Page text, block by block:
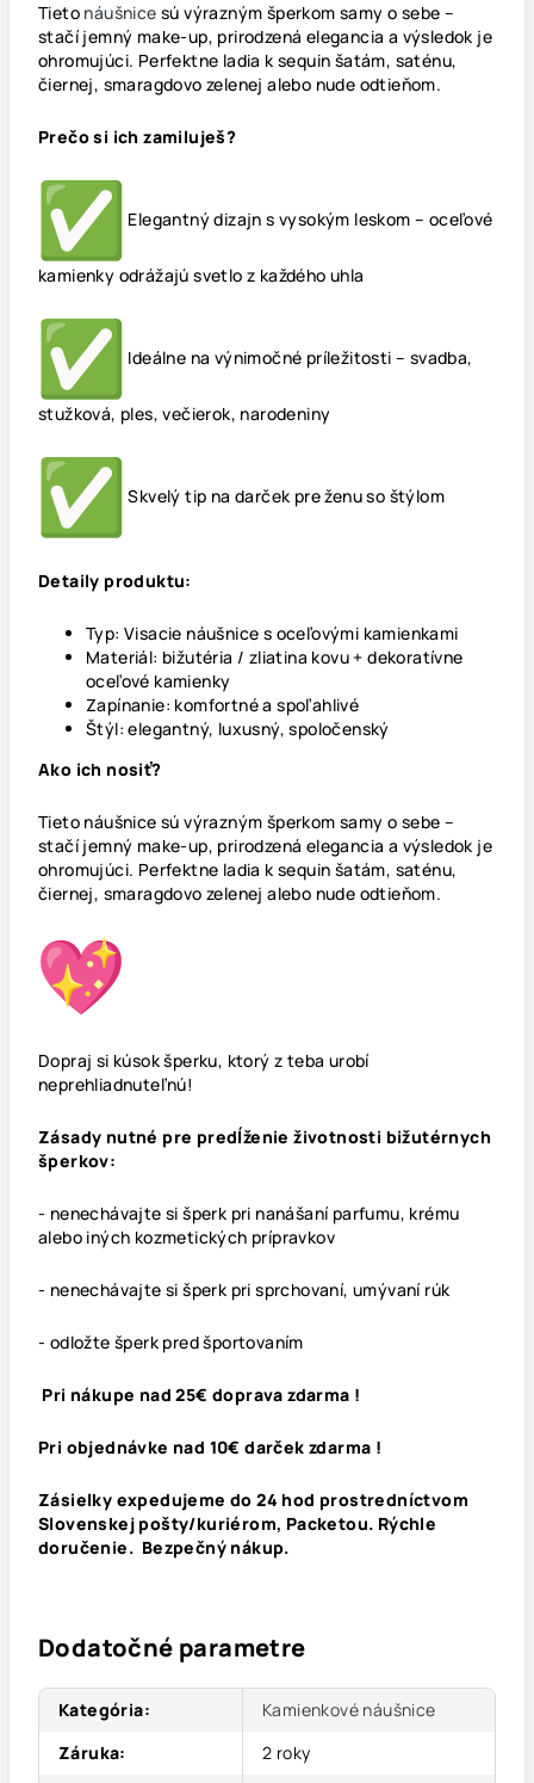
Tieto náušnice sú výrazným šperkom samy o sebe –
stačí jemný make-up, prirodzená elegancia a výsledok je
ohromujúci. Perfektne ladia k sequin šatám, saténu,
čiernej, smaragdovo zelenej alebo nude odtieňom.
Prečo si ich zamiluješ?
Elegantný dizajn s vysokým leskom – oceľové
kamienky odrážajú svetlo z každého uhla
Ideálne na výnimočné príležitosti – svadba,
stužková, ples, večierok, narodeniny
Skvelý tip na darček pre ženu so štýlom
Detaily produktu:
Typ: Visacie náušnice s oceľovými kamienkami
Materiál: bižutéria / zliatina kovu + dekoratívne
oceľové kamienky
Zapínanie: komfortné a spoľahlivé
Štýl: elegantný, luxusný, spoločenský
Ako ich nosiť?
Tieto náušnice sú výrazným šperkom samy o sebe –
stačí jemný make-up, prirodzená elegancia a výsledok je
ohromujúci. Perfektne ladia k sequin šatám, saténu,
čiernej, smaragdovo zelenej alebo nude odtieňom.
Dopraj si kúsok šperku, ktorý z teba urobí
neprehliadnuteľnú!
Zásady nutné pre predĺženie životnosti bižutérnych
šperkov:
- nenechávajte si šperk pri nanášaní parfumu, krému
alebo iných kozmetických prípravkov
- nenechávajte si šperk pri sprchovaní, umývaní rúk
- odložte šperk pred športovaním
Pri nákupe nad 25€ doprava zdarma !
Pri objednávke nad 10€ darček zdarma !
Zásielky expedujeme do 24 hod prostredníctvom
Slovenskej pošty/kuriérom, Packetou. Rýchle
doručenie. Bezpečný nákup.
Dodatočné parametre
Kategória:
Kamienkové náušnice
Záruka: 2 roky